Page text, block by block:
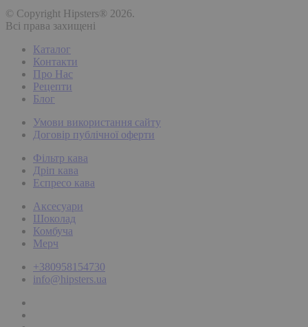
© Copyright Hipsters® 2026.
Всі права захищені
Каталог
Контакти
Про Нас
Рецепти
Блог
Умови використання сайту
Договір публічної оферти
Фільтр кава
Дріп кава
Еспресо кава
Аксесуари
Шоколад
Комбуча
Мерч
+380958154730
info@hipsters.ua